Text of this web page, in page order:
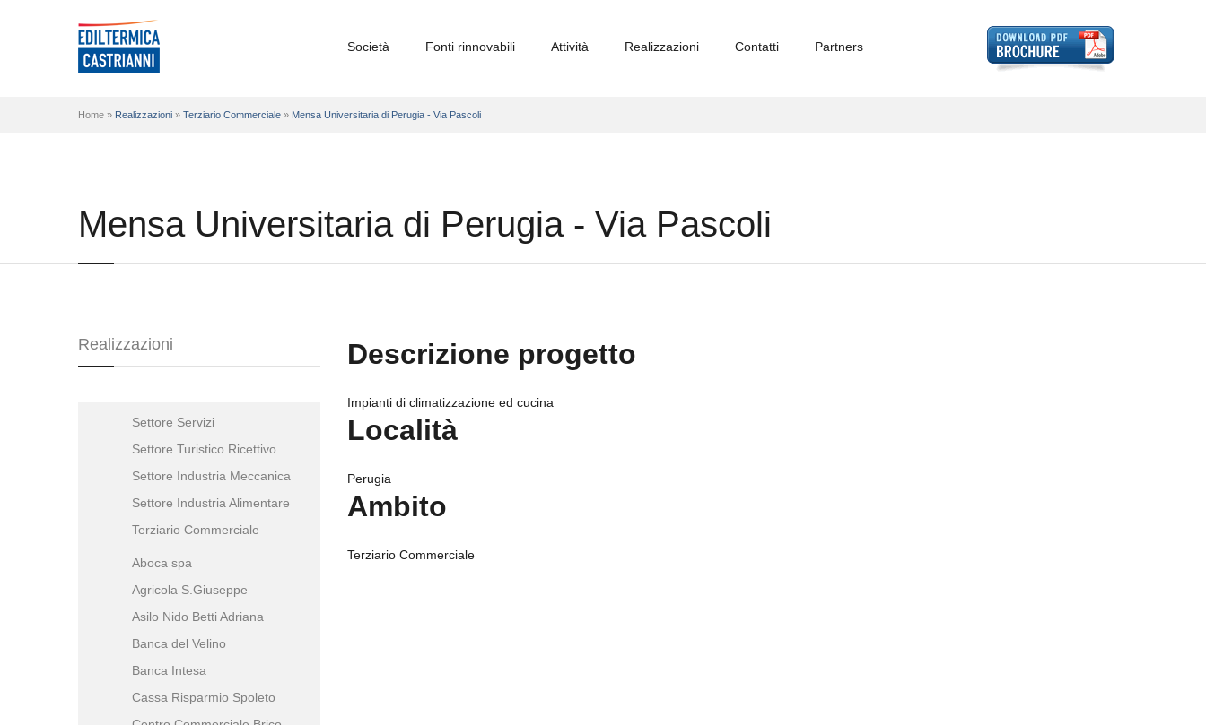
Società Fonti rinnovabili Attività Realizzazioni Contatti Partners
Home » Realizzazioni » Terziario Commerciale » Mensa Universitaria di Perugia - Via Pascoli
Mensa Universitaria di Perugia - Via Pascoli
Descrizione progetto
Impianti di climatizzazione ed cucina
Località
Perugia
Ambito
Terziario Commerciale
Realizzazioni
Settore Servizi
Settore Turistico Ricettivo
Settore Industria Meccanica
Settore Industria Alimentare
Terziario Commerciale
Aboca spa
Agricola S.Giuseppe
Asilo Nido Betti Adriana
Banca del Velino
Banca Intesa
Cassa Risparmio Spoleto